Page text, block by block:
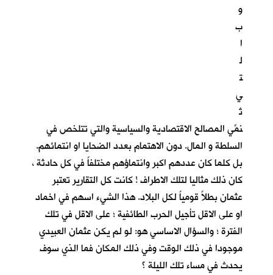
و
ب
ا
ل
ت
ي
تُ
نمِّي المصالح الاقتصادية والسياسية والتي تتلخص في
السلطة و المال. دون الاهتمام بعدد الضحايا او انتمائهم.
بل كلما كان عددهم اكبر وانتماؤهم مختلفاً في كل حادثة ،
كان ذلك مثاليا لتلك الاطراف ! كانت كل التقارير تعتبر
عثمان بطلاً قومياً لكل البلاد. هذا الشيء اسهم في اخماد
او على الاقل تأجيل الحرب الطائفية ؛ على الاقل في تلك
الفترة ؛ والسؤال الاساسي هو: لو لم يكن عثمان العبيدي
موجودا في ذلك الوقت وفي ذلك المكان فما الذي سوف
يحدث في مساء تلك الليلة ؟